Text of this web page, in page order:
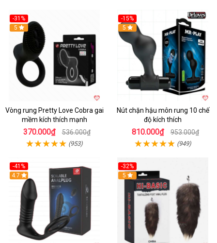
-31%
5
Vòng rung Pretty Love Cobra gai
mềm kích thích mạnh
370.000₫ 536.000₫
(953)
-15%
Hot
5
Nút chặn hậu môn rung 10 chế
độ kích thích
810.000₫ 953.000₫
(949)
-41%
Hot
4.7
-32%
Hot
5